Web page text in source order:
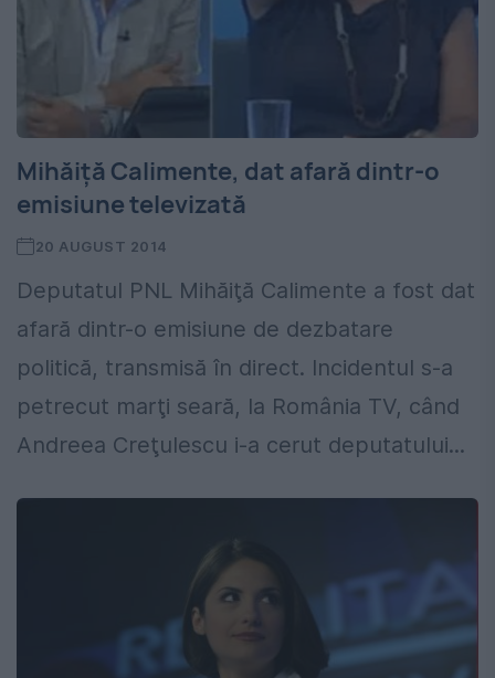
Mihăiţă Calimente, dat afară dintr-o
emisiune televizată
20 AUGUST 2014
Deputatul PNL Mihăiţă Calimente a fost dat
afară dintr-o emisiune de dezbatare
politică, transmisă în direct. Incidentul s-a
petrecut marţi seară, la România TV, când
Andreea Creţulescu i-a cerut deputatului...